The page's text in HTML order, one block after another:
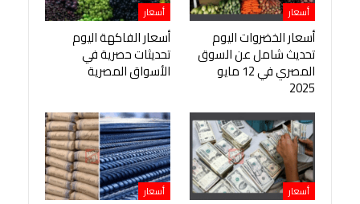
أسعار
أسعار الخضروات اليوم
تحديث شامل عن السوق
المصري في 12 مايو
2025
أسعار
أسعار الفاكهة اليوم
تحديثات حصرية في
الأسواق المصرية
أسعار أسعار